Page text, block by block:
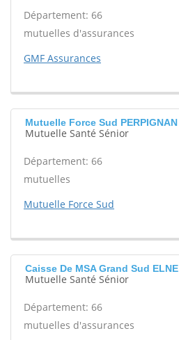
Département: 66
mutuelles d'assurances
GMF Assurances
Mutuelle Force Sud PERPIGNAN
Mutuelle Santé Sénior
Département: 66
mutuelles
Mutuelle Force Sud
Caisse De MSA Grand Sud ELNE
Mutuelle Santé Sénior
Département: 66
mutuelles d'assurances